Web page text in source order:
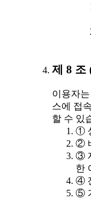
제 8 조
이용자
스에 접
할 수 있
①
②
③
한
④
⑤